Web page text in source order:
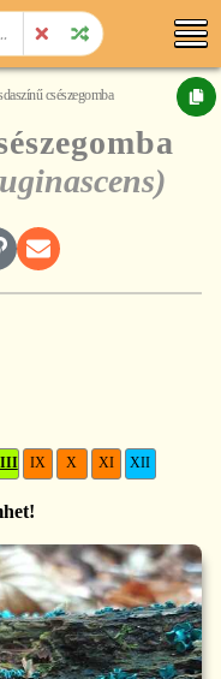
csészegomba
IX X XI XII